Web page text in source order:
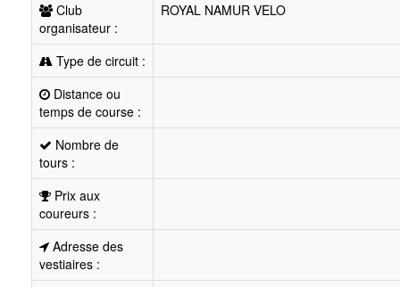
Club
organisateur :
ROYAL NAMUR VELO
Type de circuit :
Distance ou
temps de course :
Nombre de
tours :
Prix aux
coureurs :
Adresse des
vestiaires :